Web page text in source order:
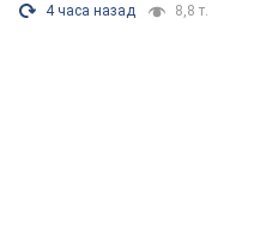
4 часа назад 8,8 т.